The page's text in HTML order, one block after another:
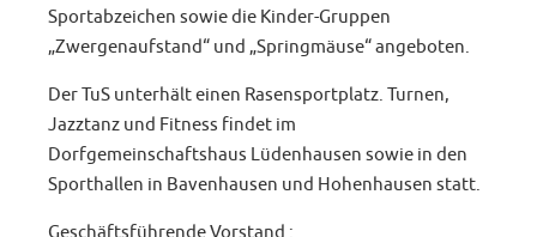
Sportabzeichen sowie die Kinder-Gruppen
„Zwergenaufstand“ und „Springmäuse“ angeboten.
Der TuS unterhält einen Rasensportplatz. Turnen,
Jazztanz und Fitness findet im
Dorfgemeinschaftshaus Lüdenhausen sowie in den
Sporthallen in Bavenhausen und Hohenhausen statt.
Geschäftsführende Vorstand :